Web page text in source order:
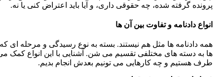
پرونده گرفته شده، چه حقوقی داری، و آیا باید اعتراض کنی یا نه.
انواع دادنامه و تفاوت بین آن ها
همه دادنامه ها مثل هم نیستند. بسته به نوع رسیدگی و مرحله ای که
ها به دسته های مختلفی تقسیم می شن. آشنایی با این انواع کمک می
طرف هستیم و چه کارهایی می تونیم بعدش انجام بدیم.